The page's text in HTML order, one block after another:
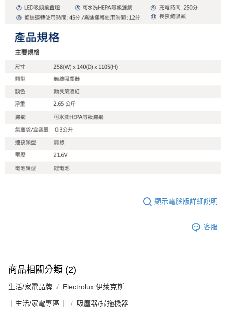
顯示電腦版詳細說明
客服
商品相關分類 (2)
生活/家電品牌 Electrolux 伊萊克斯
｜生活/家電專區｜ 吸塵器/掃拖機器